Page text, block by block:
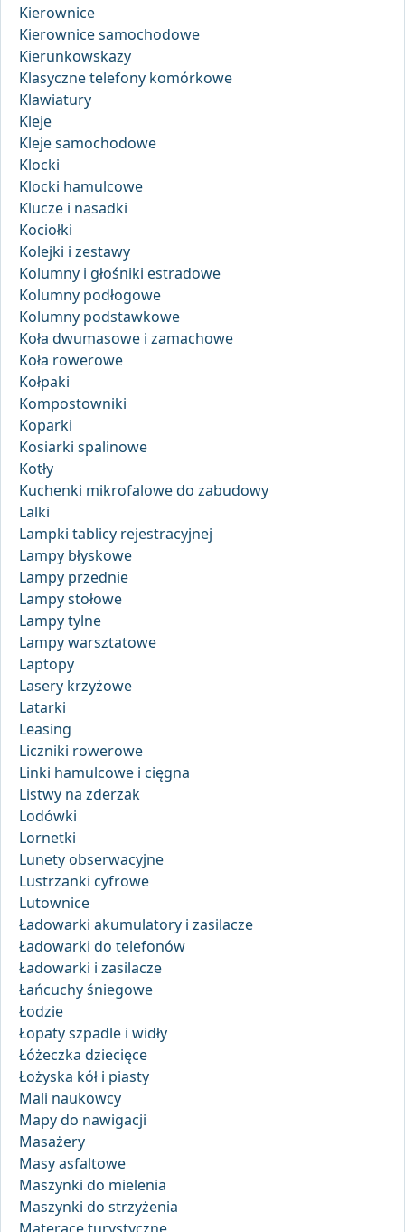
Kierownice
Kierownice samochodowe
Kierunkowskazy
Klasyczne telefony komórkowe
Klawiatury
Kleje
Kleje samochodowe
Klocki
Klocki hamulcowe
Klucze i nasadki
Kociołki
Kolejki i zestawy
Kolumny i głośniki estradowe
Kolumny podłogowe
Kolumny podstawkowe
Koła dwumasowe i zamachowe
Koła rowerowe
Kołpaki
Kompostowniki
Koparki
Kosiarki spalinowe
Kotły
Kuchenki mikrofalowe do zabudowy
Lalki
Lampki tablicy rejestracyjnej
Lampy błyskowe
Lampy przednie
Lampy stołowe
Lampy tylne
Lampy warsztatowe
Laptopy
Lasery krzyżowe
Latarki
Leasing
Liczniki rowerowe
Linki hamulcowe i cięgna
Listwy na zderzak
Lodówki
Lornetki
Lunety obserwacyjne
Lustrzanki cyfrowe
Lutownice
Ładowarki akumulatory i zasilacze
Ładowarki do telefonów
Ładowarki i zasilacze
Łańcuchy śniegowe
Łodzie
Łopaty szpadle i widły
Łóżeczka dziecięce
Łożyska kół i piasty
Mali naukowcy
Mapy do nawigacji
Masażery
Masy asfaltowe
Maszynki do mielenia
Maszynki do strzyżenia